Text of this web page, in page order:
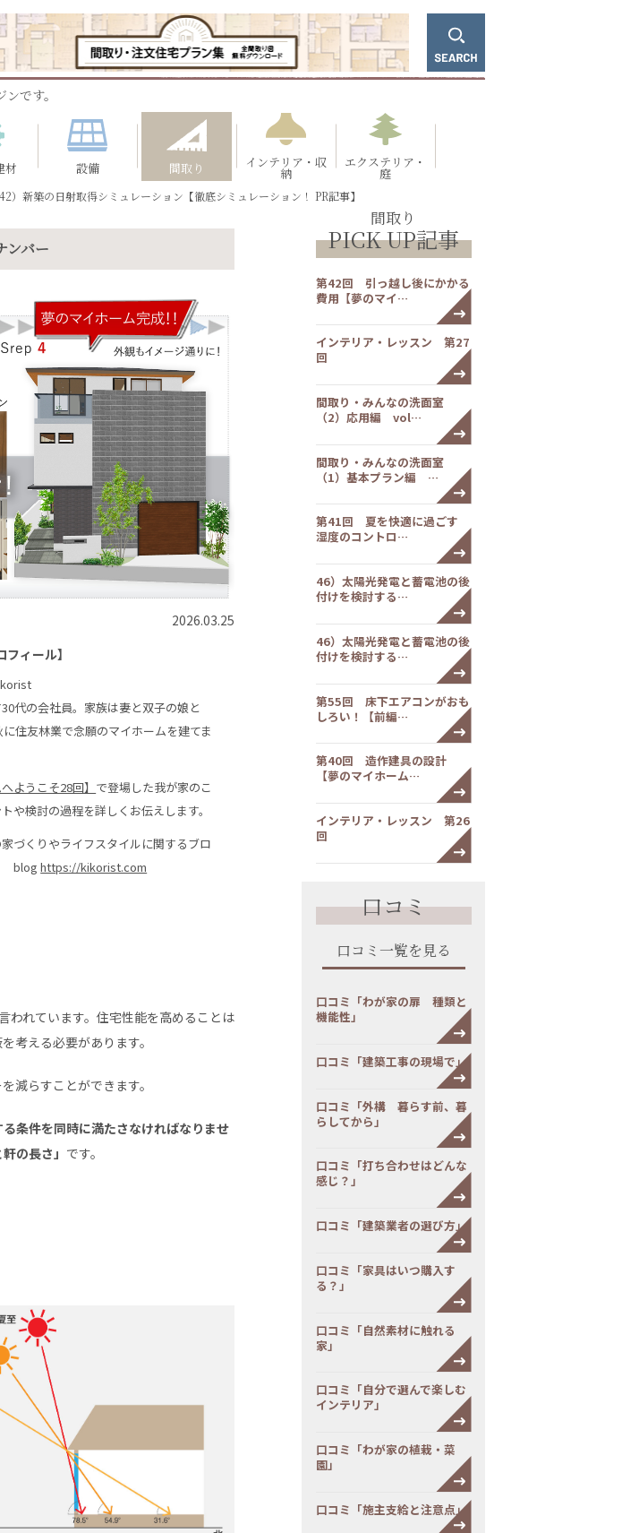
です。
材 設備 間取り インテリア・収
納
エクステリア・
庭
42）新築の日射取得シミュレーション【徹底シミュレーション！ PR記事】
ンバー
2026.03.25
フィール】
代の会社員。家族は妻と双子の娘と
住友林業で念願のマイホームを建てま
ようこそ28回】 で登場した我が家のこ
や検討の過程を詳しくお伝えします。
づくりやライフスタイルに関するブロ
bloghttps://kikorist.com
われています。住宅性能を高めることは
考える必要があります。
減らすことができます。
条件を同時に満たさなければなりませ
の長さ」 です。
間取り
PICK UP記事
第42回 引っ越し後にかかる
費用【夢のマイ…
インテリア・レッスン 第27
回
間取り・みんなの洗面室
（2）応用編 vol…
間取り・みんなの洗面室
（1）基本プラン編 …
第41回 夏を快適に過ごす
湿度のコントロ…
46）太陽光発電と蓄電池の後
付けを検討する…
46）太陽光発電と蓄電池の後
付けを検討する…
第55回 床下エアコンがおも
しろい！【前編…
第40回 造作建具の設計
【夢のマイホーム…
インテリア・レッスン 第26
回
口コミ
口コミ一覧を見る
口コミ「わが家の扉 種類と
機能性」
口コミ「建築工事の現場で」
口コミ「外構 暮らす前、暮
らしてから」
口コミ「打ち合わせはどんな
感じ？」
口コミ「建築業者の選び方」
口コミ「家具はいつ購入す
る？」
口コミ「自然素材に触れる
家」
口コミ「自分で選んで楽しむ
インテリア」
口コミ「わが家の植栽・菜
園」
口コミ「施主支給と注意点」